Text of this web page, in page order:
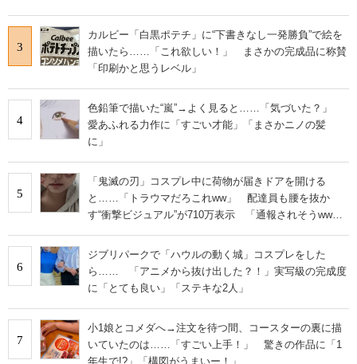
3
カルビー「白黒ポテチ」に“下書きなし一発勝負”で絵を
描いたら……「これ欲しい！」 まさかの完成品に称賛
「印刷かと思うレベル」
4
色鉛筆で描いた“嵐”→よく見ると……「気づいた？」
愛あふれる力作に「すごい才能」「まさかニノの髪
に」
5
「鬼滅の刃」コスプレ中に荷物が届きドアを開ける
と……「トラウマだろこれww」 配達員も腰を抜か
す“衝撃ビジュアル”が710万表示 「通報されそうww」
6
ジブリパークで「ハウルの動く城」コスプレをした
ら…… 「アニメから抜け出した？！」実写級の完成度
に「とても良い」「ステキな2人」
7
小1娘とコメダへ→注文を待つ間、コースターの裏に描
いていたのは……「すごい上手！」 驚きの作品に「1
年生で!?」「構図がうまいー！」